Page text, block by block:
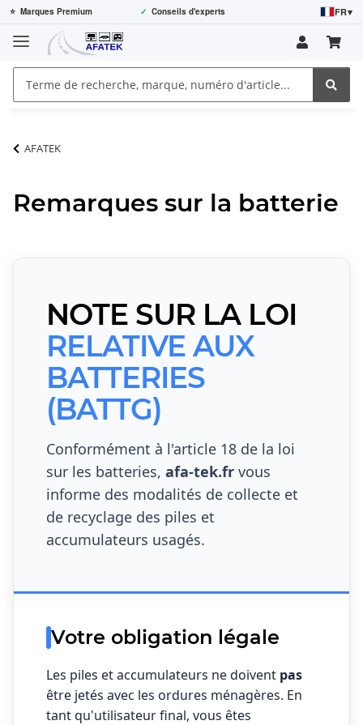
⭐ Marques Premium ✓ Conseils d'experts FR▾
AFATEK
Remarques sur la batterie
NOTE SUR LA LOI
RELATIVE AUX
BATTERIES
(BATTG)
Conformément à l'article 18 de la loi
sur les batteries, afa-tek.fr vous
informe des modalités de collecte et
de recyclage des piles et
accumulateurs usagés.
Votre obligation légale
Les piles et accumulateurs ne doivent pas
être jetés avec les ordures ménagères. En
tant qu'utilisateur final, vous êtes